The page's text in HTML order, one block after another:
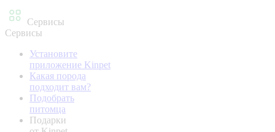
Сервисы
Сервисы
Установите
приложение Kinpet
Какая порода
подходит вам?
Подобрать
питомца
Подарки